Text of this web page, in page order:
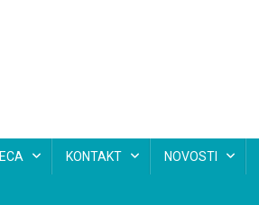
KONTAKT NOVOSTI